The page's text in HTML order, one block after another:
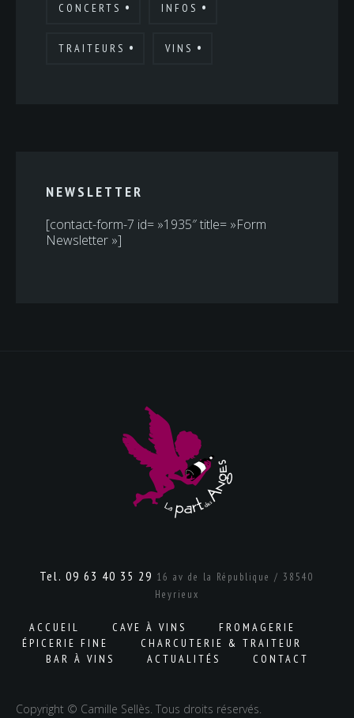
CONCERTS INFOS
TRAITEURS VINS
NEWSLETTER
[contact-form-7 id= »1935″ title= »Form
Newsletter »]
Tel. 09 63 40 35 29 16 av de la République / 38540
Heyrieux
ACCUEIL CAVE À VINS
FROMAGERIE
ÉPICERIE FINE
CHARCUTERIE & TRAITEUR
BAR À VINS
ACTUALITÉS CONTACT
Copyright © Camille Sellès. Tous droits réservés.